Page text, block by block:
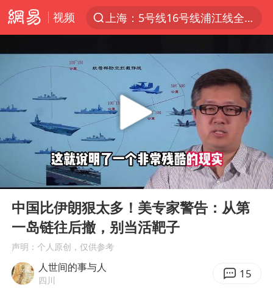
视频
上海：5号线16号线浦江线全线停运
上半年我国经营主体结构持续优化
上海有出现龙卷潜势
上海全域长途客运班次全部停运
今日15时起福州地铁高架区段停运
白海豚逼近浙闽沿海
1枚就能让航母瘫痪 轰-6J实力有多强
王艺迪2-4不敌张本美和止步4强
王传君 《披荆斩棘》
2025年小学教师减少13.19万
Play
00:00 09:37
中国比伊朗狠太多！美专家警告：从第
一岛链往后撤，别当活靶子
声明：个人原创，仅供参考
人世间的事与人
四川 15